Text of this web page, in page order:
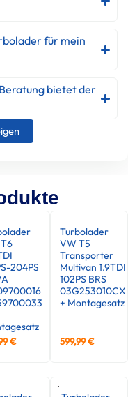
für mein
bietet der
204PS
€
Turbolader
VW T5
Transporter
Multivan 1.9TDI
102PS BRS
03G253010CX
+ Montagesatz
599,99€